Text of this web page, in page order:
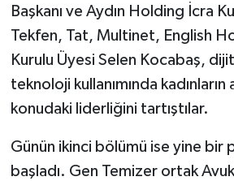
Başkanı ve Aydın Holding İcra
Tekfen, Tat, Multinet, English
Kurulu Üyesi Selen Kocabaş,
teknoloji kullanımında
konudaki liderliğini tartıştılar.
Günün ikinci bölümü ise yine bir
başladı. Gen Temizer ortak